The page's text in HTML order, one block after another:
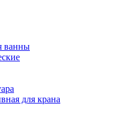
ванны
для крана